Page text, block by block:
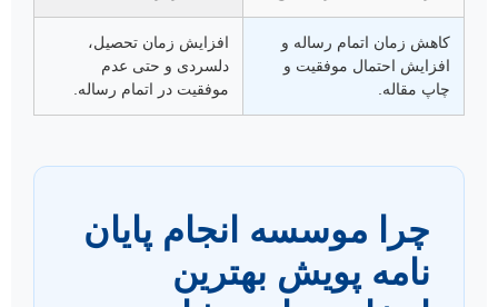
کاهش زمان اتمام رساله و
افزایش احتمال موفقیت و
چاپ مقاله.
افزایش زمان تحصیل،
دلسردی و حتی عدم
موفقیت در اتمام رساله.
چرا موسسه انجام پایان
نامه پویش بهترین